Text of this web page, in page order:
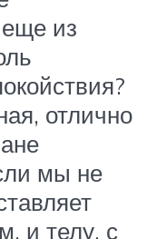
из
отлично
мы не
и телу, с